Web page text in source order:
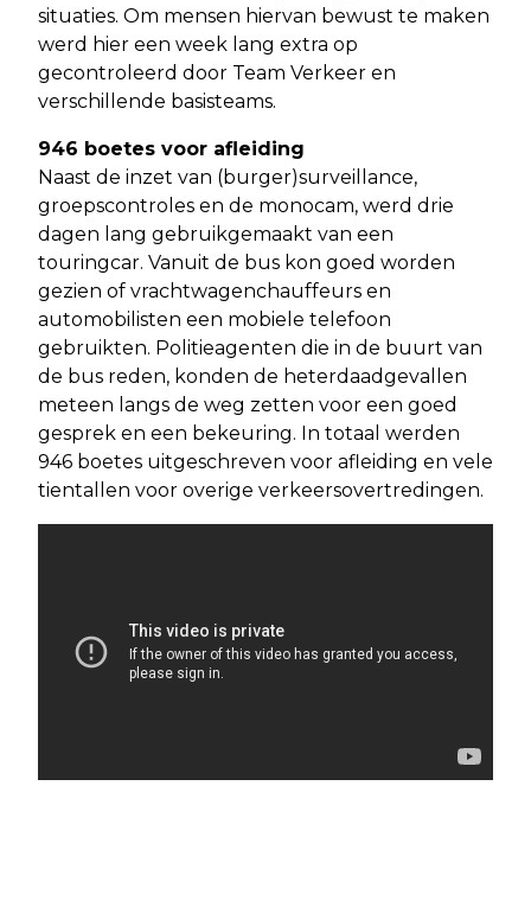
situaties. Om mensen hiervan bewust te maken
werd hier een week lang extra op
gecontroleerd door Team Verkeer en
verschillende basisteams.
946 boetes voor afleiding
Naast de inzet van (burger)surveillance,
groepscontroles en de monocam, werd drie
dagen lang gebruikgemaakt van een
touringcar. Vanuit de bus kon goed worden
gezien of vrachtwagenchauffeurs en
automobilisten een mobiele telefoon
gebruikten. Politieagenten die in de buurt van
de bus reden, konden de heterdaadgevallen
meteen langs de weg zetten voor een goed
gesprek en een bekeuring. In totaal werden
946 boetes uitgeschreven voor afleiding en vele
tientallen voor overige verkeersovertredingen.